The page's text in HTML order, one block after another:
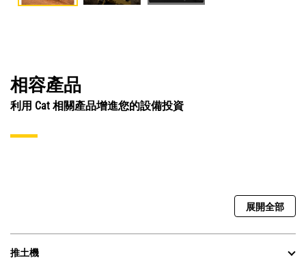
相容產品
利用 Cat 相關產品增進您的設備投資
展開全部
推土機